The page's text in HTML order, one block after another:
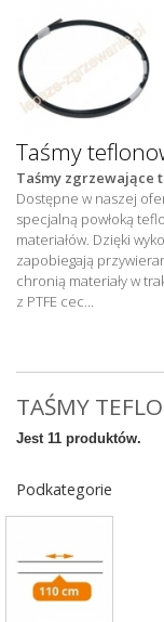
Taśmy
Taśmy zgrzewające
Dostępne w naszej
specjalną powłoką
materiałów. Dzięki
zapobiegają
chronią materiały w
z PTFE cec...
TAŚMY
Jest 11 produktów.
Podkategorie